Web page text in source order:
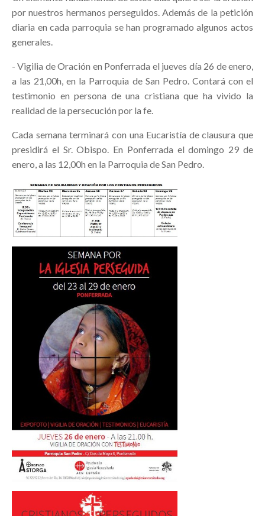
por nuestros hermanos perseguidos. Además de la petición
diaria en cada parroquia se han programado algunos actos
generales.
- Vigilia de Oración en Ponferrada el jueves día 26 de enero,
a las 21,00h, en la Parroquia de San Pedro. Contará con el
testimonio en persona de una cristiana que ha vivido la
realidad de la persecución por la fe.
Cada semana terminará con una Eucaristía de clausura que
presidirá el Sr. Obispo. En Ponferrada el domingo 29 de
enero, a las 12,00h en la Parroquia de San Pedro.